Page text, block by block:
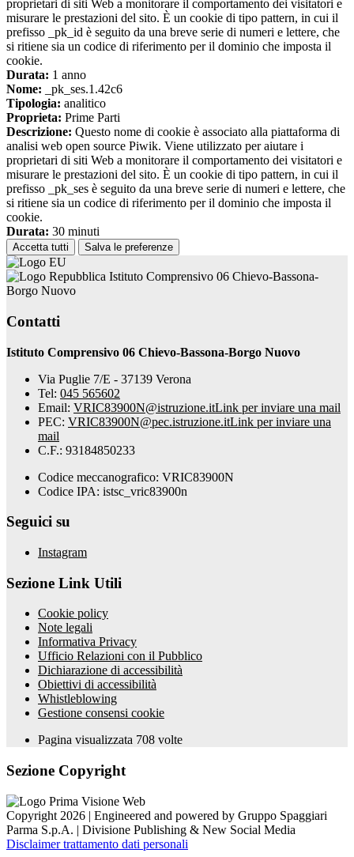
proprietari di siti Web a monitorare il comportamento dei visitatori e
misurare le prestazioni del sito. È un cookie di tipo pattern, in cui il
prefisso _pk_id è seguito da una breve serie di numeri e lettere, che
si ritiene sia un codice di riferimento per il dominio che imposta il
cookie.
Durata: 1 anno
Nome: _pk_ses.1.42c6
Tipologia: analitico
Proprieta: Prime Parti
Descrizione: Questo nome di cookie è associato alla piattaforma di
analisi web open source Piwik. Viene utilizzato per aiutare i
proprietari di siti Web a monitorare il comportamento dei visitatori e
misurare le prestazioni del sito. È un cookie di tipo pattern, in cui il
prefisso _pk_ses è seguito da una breve serie di numeri e lettere, che
si ritiene sia un codice di riferimento per il dominio che imposta il
cookie.
Durata: 30 minuti
Accetta tutti Salva le preferenze
Istituto Comprensivo 06 Chievo-Bassona-
Borgo Nuovo
Contatti
Istituto Comprensivo 06 Chievo-Bassona-Borgo Nuovo
Via Puglie 7/E - 37139 Verona
Tel: 045 565602
Email: VRIC83900N@istruzione.itLink per inviare una mail
PEC: VRIC83900N@pec.istruzione.itLink per inviare una
mail
C.F.: 93184850233
Codice meccanografico: VRIC83900N
Codice IPA: istsc_vric83900n
Seguici su
Instagram
Sezione Link Utili
Cookie policy
Note legali
Informativa Privacy
Ufficio Relazioni con il Pubblico
Dichiarazione di accessibilità
Obiettivi di accessibilità
Whistleblowing
Gestione consensi cookie
Pagina visualizzata 708 volte
Sezione Copyright
Copyright 2026 | Engineered and powered by Gruppo Spaggiari
Parma S.p.A. | Divisione Publishing & New Social Media
Disclaimer trattamento dati personali